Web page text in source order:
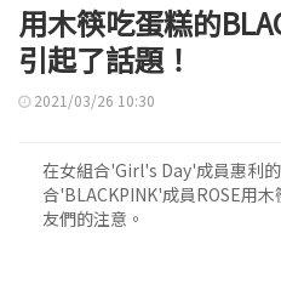
用木筷吃蛋糕的
引起了話題！
2021/03/26 10:30
在女組合'Girl's Day'成員惠利
合'BLACKPINK'成員ROSE用
友們的注意。